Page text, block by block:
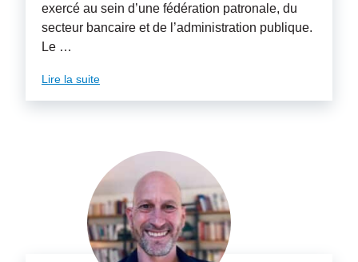
exercé au sein d’une fédération patronale, du
secteur bancaire et de l’administration publique.
Le …
Lire la suite